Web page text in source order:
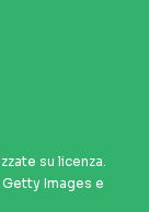
su licenza.
Images e